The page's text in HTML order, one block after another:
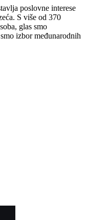
poslovne interese
S više od 370
glas smo
izbor međunarodnih